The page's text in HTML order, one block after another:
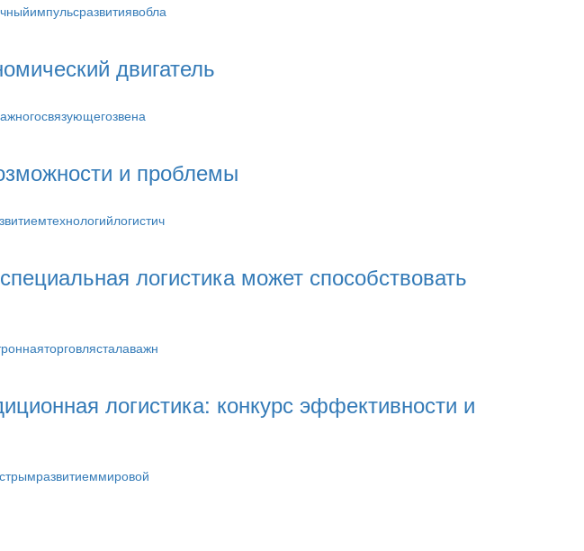
двигатель
и проблемы
логистика может способствовать
логистика: конкурс эффективности и